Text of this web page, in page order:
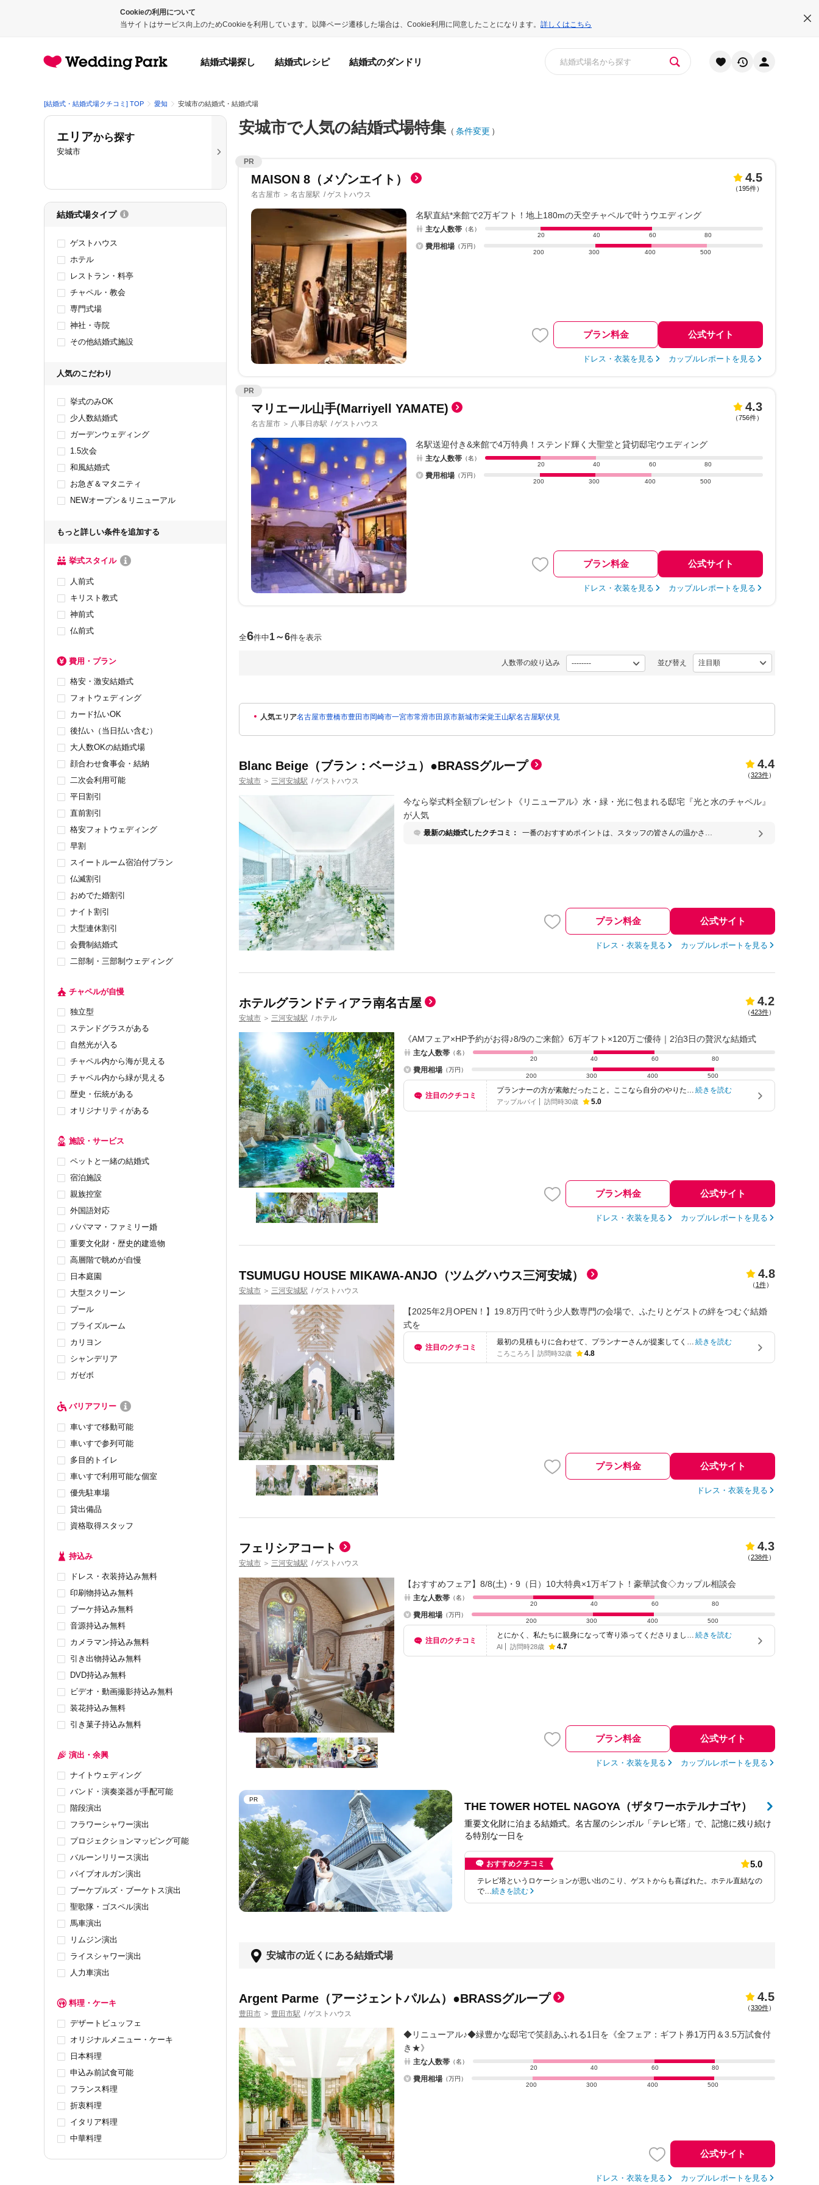
Cookieの利用について
当サイトはサービス向上のためCookieを利用しています。以降ページ遷移した場合は、Cookie利用に同意したことになります。 詳しくはこちら
結婚式場探し 結婚式レシピ 結婚式のダンドリ
[結婚式・結婚式場クチコミ] TOP 愛知 安城市の結婚式・結婚式場
安城市で人気の結婚式場特集 （ 条件変更 ）
PR
MAISON 8（メゾンエイト）
名古屋市 ＞ 名古屋駅 / ゲストハウス
4.5
（ 195件）
名駅直結*来館で2万ギフト！地上180mの天空チャペルで叶うウエディング
主な人数帯 （名）
20
40 60 80
費用相場 （万円）
200
300 400 500
プラン料金 公式サイト
ドレス・衣装を見る カップルレポートを見る
PR
マリエール山手(Marriyell YAMATE)
名古屋市 ＞ 八事日赤駅 / ゲストハウス
4.3
（756件）
名駅送迎付き&来館で4万特典！ステンド輝く大聖堂と貸切邸宅ウエディング
主な人数帯 （名）
20
40 60 80
費用相場 （万円）
200
300 400 500
プラン料金 公式サイト
ドレス・衣装を見る カップルレポートを見る
全6件中1～6件を表示
人数帯の絞り込み 並び替え
人気エリア名古屋市豊橋市豊田市岡崎市一宮市常滑市田原市新城市栄覚王山駅名古屋駅伏見
Blanc Beige（ブラン：ベージュ）●BRASSグループ
安城市 ＞ 三河安城駅 / ゲストハウス
4.4
（323件）
今なら挙式料全額プレゼント《リニューアル》水・緑・光に包まれる邸宅『光と水のチャペル』
が人気
最新の結婚式したクチコミ：
一番のおすすめポイントは、スタッフの皆さんの温かさで
プラン料金 公式サイト
ドレス・衣装を見る カップルレポートを見る
ホテルグランドティアラ南名古屋
安城市 ＞ 三河安城駅 / ホテル
4.2
（423件）
《AMフェア×HP予約がお得♪8/9のご来館》6万ギフト×120万ご優待｜2泊3日の贅沢な結婚式
主な人数帯 （名）
20
40 60 80
費用相場 （万円）
200
300 400 500
注目のクチコミ
プランナーの方が素敵だったこと。ここなら自分のやりたい
ものが叶えられると思った…
続きを読む
アップルパイ 訪問時30歳 5.0
プラン料金 公式サイト
ドレス・衣装を見る カップルレポートを見る
TSUMUGU HOUSE MIKAWA-ANJO（ツムグハウス三河安城）
安城市 ＞ 三河安城駅 / ゲストハウス
4.8
（ 1件）
【2025年2月OPEN！】19.8万円で叶う少人数専門の会場で、ふたりとゲストの絆をつむぐ結婚
式を
注目のクチコミ
最初の見積もりに合わせて、プランナーさんが提案してくれ
て、信頼できます。…
続きを読む
ころころろ 訪問時32歳 4.8
プラン料金 公式サイト
ドレス・衣装を見る
フェリシアコート
安城市 ＞ 三河安城駅 / ゲストハウス
4.3
（238件）
【おすすめフェア】8/8(土)・9（日）10大特典×1万ギフト！豪華試食◇カップル相談会
主な人数帯 （名）
20
40 60 80
費用相場 （万円）
200
300 400 500
注目のクチコミ
とにかく、私たちに親身になって寄り添ってくださりまし
た・担当プランナーさんだけで…
続きを読む
AI 訪問時28歳 4.7
プラン料金 公式サイト
ドレス・衣装を見る カップルレポートを見る
PR
THE TOWER HOTEL NAGOYA（ザタワーホテルナゴヤ）
重要文化財に泊まる結婚式。名古屋のシンボル「テレビ塔」で、記憶に残り続け
る特別な一日を
おすすめクチコミ 5.0
テレビ塔というロケーションが思い出のこり、ゲストからも喜ばれた。ホテル直結なの
で…続きを読む
安城市の近くにある結婚式場
Argent Parme（アージェントパルム）●BRASSグループ
豊田市 ＞ 豊田市駅 / ゲストハウス
4.5
（330件）
◆リニューアル♪◆緑豊かな邸宅で笑顔あふれる1日を《全フェア：ギフト券1万円＆3.5万試食付
き★》
主な人数帯 （名）
20
40 60 80
費用相場 （万円）
200
300 400 500
公式サイト
ドレス・衣装を見る カップルレポートを見る
エリアから探す
安城市
結婚式場タイプ
ゲストハウス
ホテル
レストラン・料亭
チャペル・教会
専門式場
神社・寺院
その他結婚式施設
人気のこだわり
挙式のみOK
少人数結婚式
ガーデンウェディング
1.5次会
和風結婚式
お急ぎ＆マタニティ
NEWオープン＆リニューアル
もっと詳しい条件を追加する
挙式スタイル
人前式
キリスト教式
神前式
仏前式
費用・プラン
格安・激安結婚式
フォトウェディング
カード払いOK
後払い（当日払い含む）
大人数OKの結婚式場
顔合わせ食事会・結納
二次会利用可能
平日割引
直前割引
格安フォトウェディング
早割
スイートルーム宿泊付プラン
仏滅割引
おめでた婚割引
ナイト割引
大型連休割引
会費制結婚式
二部制・三部制ウェディング
チャペルが自慢
独立型
ステンドグラスがある
自然光が入る
チャペル内から海が見える
チャペル内から緑が見える
歴史・伝統がある
オリジナリティがある
施設・サービス
ペットと一緒の結婚式
宿泊施設
親族控室
外国語対応
パパママ・ファミリー婚
重要文化財・歴史的建造物
高層階で眺めが自慢
日本庭園
大型スクリーン
プール
ブライズルーム
カリヨン
シャンデリア
ガゼボ
バリアフリー
車いすで移動可能
車いすで参列可能
多目的トイレ
車いすで利用可能な個室
優先駐車場
貸出備品
資格取得スタッフ
持込み
ドレス・衣装持込み無料
印刷物持込み無料
ブーケ持込み無料
音源持込み無料
カメラマン持込み無料
引き出物持込み無料
DVD持込み無料
ビデオ・動画撮影持込み無料
装花持込み無料
引き菓子持込み無料
演出・余興
ナイトウェディング
バンド・演奏楽器が手配可能
階段演出
フラワーシャワー演出
プロジェクションマッピング可能
バルーンリリース演出
パイプオルガン演出
ブーケプルズ・ブーケトス演出
聖歌隊・ゴスペル演出
馬車演出
リムジン演出
ライスシャワー演出
人力車演出
料理・ケーキ
デザートビュッフェ
オリジナルメニュー・ケーキ
日本料理
申込み前試食可能
フランス料理
折衷料理
イタリア料理
中華料理